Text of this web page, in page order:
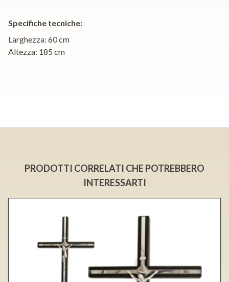
Specifiche tecniche:
Larghezza: 60 cm
Altezza: 185 cm
PRODOTTI CORRELATI CHE POTREBBERO
INTERESSARTI